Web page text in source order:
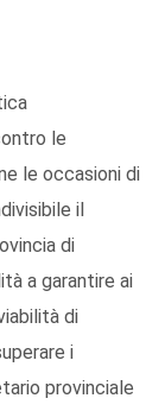
le
le occasioni di
il
di
a garantire ai
di
i
provinciale